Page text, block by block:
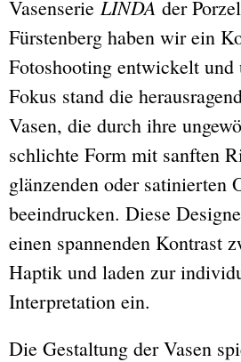
Vasenserie LINDA der
Fürstenberg haben wir ein
Fotoshooting entwickelt und
Fokus stand die
Vasen, die durch ihre
schlichte Form mit sanften
glänzenden oder satinierten
beeindrucken. Diese
einen spannenden Kontrast
Haptik und laden zur
Interpretation ein.
Die Gestaltung der Vasen